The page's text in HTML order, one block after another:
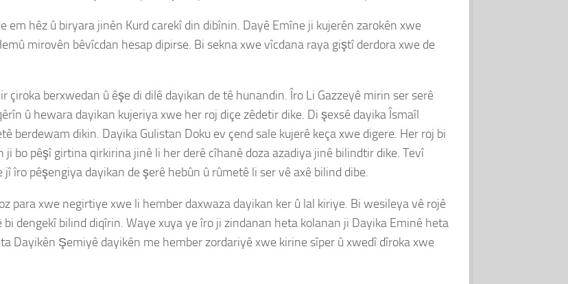
em hêz û biryara jinên Kurd carekî din dibînin. Dayê Emîne ji kujerên zarokên xwe
mirovên bêvîcdan hesap dipirse. Bi sekna xwe vîcdana raya giştî derdora xwe de
çiroka berxwedan û êşe di dilê dayikan de tê hunandin. Îro Li Gazzeyê mirin ser serê
û hewara dayikan kujeriya xwe her roj diçe zêdetir dike. Di şexsê dayika Îsmaîl
berdewam dikin. Dayika Gulistan Doku ev çend sale kujerê keça xwe digere. Her roj bi
bo pêşî girtina qirkirina jinê li her derê cîhanê doza azadiya jinê bilindtir dike. Tevî
îro pêşengiya dayikan de şerê hebûn û rûmetê li ser vê axê bilind dibe.
para xwe negirtiye xwe li hember daxwaza dayikan ker û lal kiriye. Bi wesileya vê rojê
dengekî bilind diqîrin. Waye xuya ye îro ji zindanan heta kolanan ji Dayika Eminê heta
Dayikên Şemiyê dayikên me hember zordariyê xwe kirine sîper û xwedî dîroka xwe